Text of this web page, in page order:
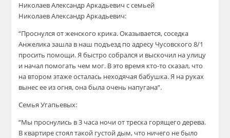
Николаев Александр Аркадьевич с семьей
Николаев Александр Аркадьевич:
“Проснулся от женского крика. Оказывается, соседка
Анжелика зашла в наш подъезд по адресу Чусовского 8/1
просить помощи. Я быстро собрался и выскочил на улицу
и начал помогать чем мог. В это время кто-то сказал, что
на втором этаже осталась неходячая бабушка. Я на руках
вынес ее из огня, она была очень напугана”.
Семья Угапьевых:
“Мы проснулись в 3 часа ночи от треска горящего дерева.
В квартире стоял такой густой дым, что ничего не было